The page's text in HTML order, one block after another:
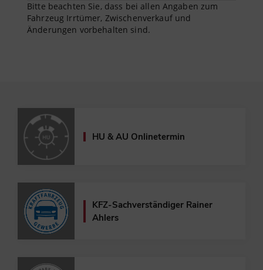
Bitte beachten Sie, dass bei allen Angaben zum
Fahrzeug Irrtümer, Zwischenverkauf und
Änderungen vorbehalten sind.
HU & AU Onlinetermin
KFZ-Sachverständiger Rainer
Ahlers